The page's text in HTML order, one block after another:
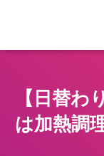
【日替わ
は加熱調